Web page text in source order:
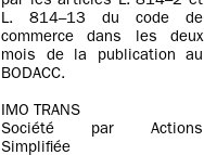
L. 814–13 du code de
commerce dans les deux
mois de la publication au
BODACC.
IMO TRANS
Société par Actions
Simplifiée